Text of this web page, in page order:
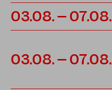
03.08. – 07.08.
03.08. – 07.08.